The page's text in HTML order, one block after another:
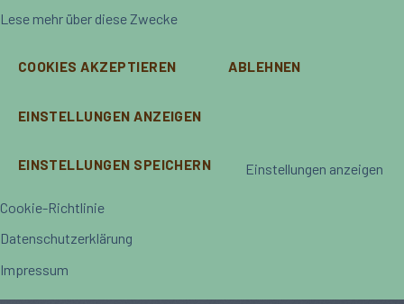
Lese mehr über diese Zwecke
COOKIES AKZEPTIEREN ABLEHNEN
EINSTELLUNGEN ANZEIGEN
EINSTELLUNGEN SPEICHERN Einstellungen anzeigen
Cookie-Richtlinie
Datenschutzerklärung
Impressum